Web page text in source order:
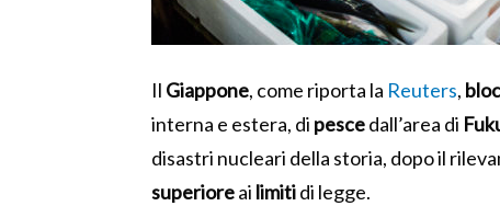
Il Giappone, come riporta la Reuters,
interna e estera, di pescedall’area di
disastri nucleari della storia, dopo il
superioreai limitidi legge.